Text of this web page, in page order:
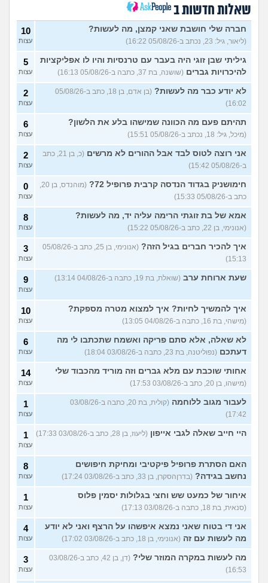
שאלה לבנות שעברו פרום
בחייהן
(ליהיא, בת 18)
1
עצות
עדיף להיות פשוט לבד או
לנסות להפגש עם חברות?
(אנונימית, בת 17)
3
חברות שלי ישתנה כשידעו
(אנונימית, בת 19)
5
עצות
בת עוד מעט 23, אני מרגישה
שנכשלתי לפעמים
(אנונמית,
7
עצות
למה בנות בממוצע הרבה יותר
נחמדות לבנות אחרות מאשר
לבנים?
(Itay Daniel Asael, בן
23)
12
עצות
איך יש אנשים שישנים עם
בגדים?
(נעם, בן 14)
האם להרשות לאחרים לקבוע
לי מה ללבוש?
24)
9
בחינם? (Rin, בת 19)
4
עצות
עוד שאלות חדשות במדור
שאלות חדשות ב
חברה שלי חושבת שאני קמצן, מה לעשות?
(ליאור, גיל: 23, נכתב ב-05/08/26 16:22)
10
עצות
גיליתי שבן זוגי היה בעבר עם טרנסיות והיו לו אפליקציות
להיכרויות גברים (שושנה, בת 37, כתבה ב-05/08/26 16:13)
5
עצות
לא יודע כבר מה לעשות?
(בן אדם, בן 18, כתב ב-05/08/26
16:02)
2
עצות
תהיתם פעם מה הכוונה שמישהו בלע את הלשון?
(מיכל, גיל: 18, נכתב ב-05/08/26 15:51)
6
עצות
אני רוצה לטוס לבד אבל ההורים לא מרשים
(כ, בן 21, כתב
ב-05/08/26 15:42)
2
עצות
חימושניק בגדוד הנדסה קרבית פרופיל 72?
כתב ב-05/08/26 15:33)
0
עצות
אמא של בת זוגתי הרימה עליה יד, מה לעשות?
(אנונימי, בן 22, כתב ב-05/08/26 15:22)
8
עצות
איך להכיר חברים בגיל הזה?
(אנונימי, בן 25, כתב ב-05/08/26
15:13)
3
עצות
שעת ארוחת ערב (שואלת, בת 19, כתבה ב-04/08/26 13:14) 9
עצות
איך להמשיך לחיות? איך למצוא מטרה מספקת?
(מישהי, בת 16, כתבה ב-04/08/26 13:05)
10
עצות
לא שאלה, אלא סתם פריקה ואשמח שתכתבו לי מה
דעתכם (נפוליטנה, בת 23, כתבה ב-03/08/26 18:04)
6
עצות
אחותי שוכבת עם מלא גברים וזה מוריד מהכבוד שלי
(מישהו, בן 20, כתב ב-03/08/26 17:53)
14
עצות
לעבור מגוב ללוחמה
(קולית, בת 20, כתבה ב-03/08/26
17:42)
1
עצות
היי חייב שאלה לגבי אייפון (ליעוז, בן 28, כתב ב-03/08/26 17:33) 1
עצות
האם הסתרת פרופיל פיקטיבי ומחיקת חיפושים
נחשב בגידה? (בדרןהסקרן, בן 33, כתב ב-03/08/26 17:24)
8
עצות
איחור של כמעט שש וחצי בגלולות יסמין פלוס
(סנאית, בת 18, כתבה ב-03/08/26 17:13)
1
עצות
אני די בטוח שאני נמצא איפשהו על הרצף ואני לא יודע
מה לעשות עם זה (אנונימי, בן 18, כתב ב-03/08/26 17:02)
4
עצות
מה לעשות במקרה המוזר שלי?
(דן, בן 42, כתב ב-03/08/26
16:53)
3
עצות